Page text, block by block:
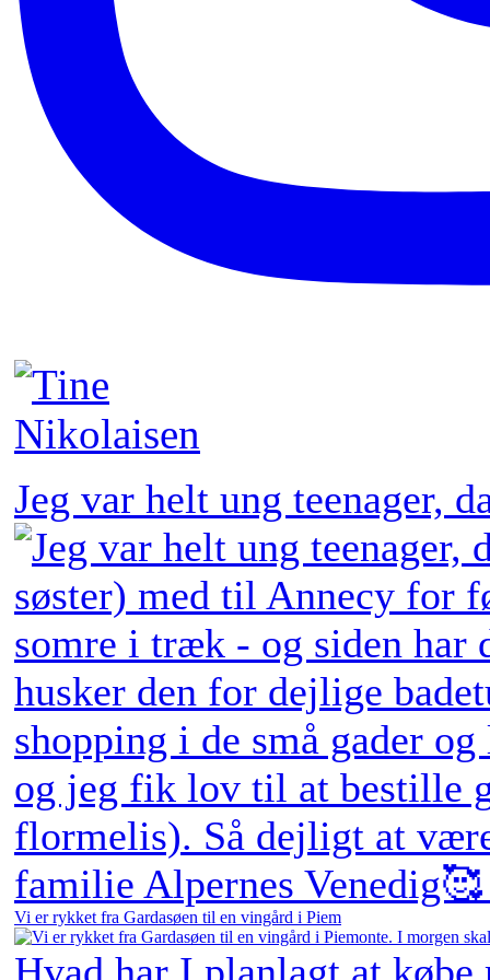
Jeg var helt ung teenager,
Vi er rykket fra Gardasøen til en vingård i Piem